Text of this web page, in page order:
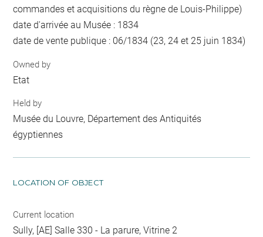
commandes et acquisitions du règne de Louis-Philippe)
date d'arrivée au Musée : 1834
date de vente publique : 06/1834 (23, 24 et 25 juin 1834)
Owned by
Etat
Held by
Musée du Louvre, Département des Antiquités
égyptiennes
LOCATION OF OBJECT
Current location
Sully, [AE] Salle 330 - La parure, Vitrine 2